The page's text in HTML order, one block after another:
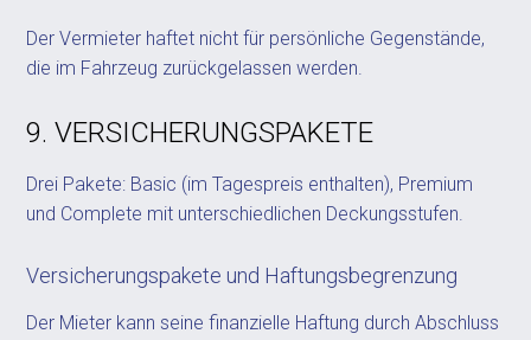
Der Vermieter haftet nicht für persönliche Gegenstände,
die im Fahrzeug zurückgelassen werden.
9. VERSICHERUNGSPAKETE
Drei Pakete: Basic (im Tagespreis enthalten), Premium
und Complete mit unterschiedlichen Deckungsstufen.
Versicherungspakete und Haftungsbegrenzung
Der Mieter kann seine finanzielle Haftung durch Abschluss